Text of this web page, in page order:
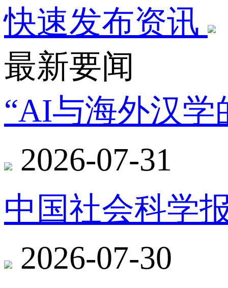
快速发布资讯
最新要闻
“AI与海外汉学
2026-07-31
中国社会科学
2026-07-30